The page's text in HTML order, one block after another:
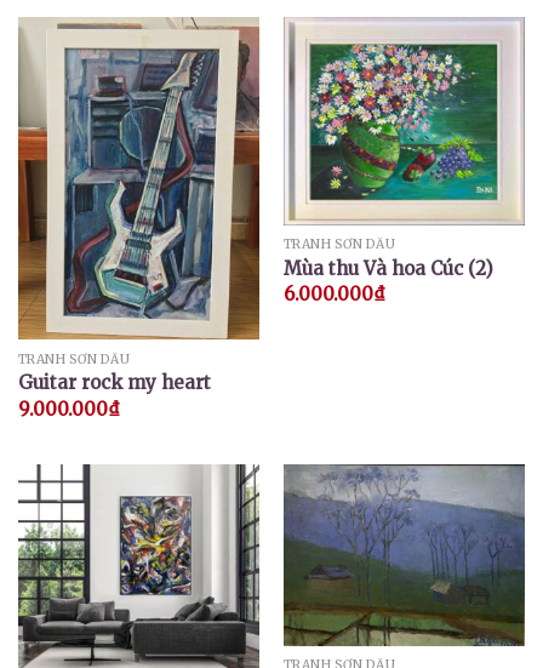
TRANH SƠN DẦU
Guitar rock my heart
9.000.000₫
TRANH SƠN DẦU
Mùa thu Và hoa Cúc (2)
6.000.000₫